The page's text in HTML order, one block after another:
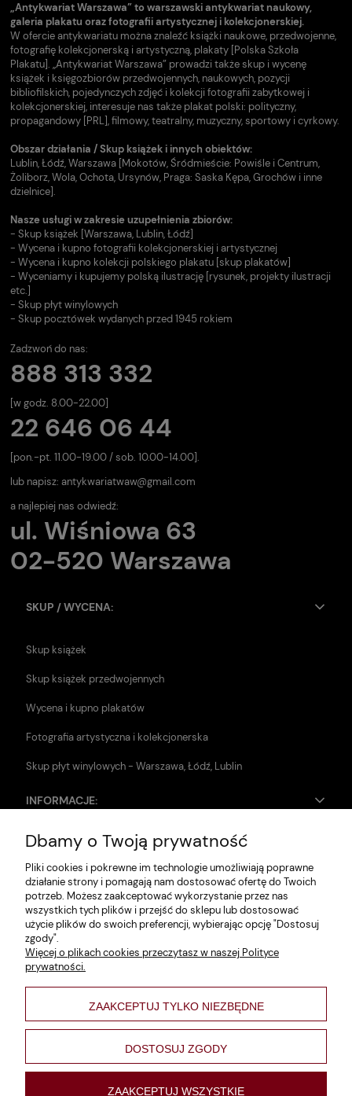
„Antykwariat Warszawa” to warszawski antykwariat naukowy,
galeria plakatu oraz fotografii artystycznej i kolekcjonerskiej.
W ofercie antykwariatu można znaleźć książki naukowe, przedwojenne,
fotografię kolekcjonerską i artystyczną, plakaty [Polska Szkoła
Plakatu]. „Antykwariat Warszawa” prowadzi także skup i wycenę
książek i księgozbiorów przedwojennych, naukowych, pozycji
bibliofilskich, pojedynczych zdjęć i kolekcji fotografii zabytkowej i
kolekcjonerskiej, interesuje nas także plakat polski: polityczny,
propagandowy [PRL], filmowy, teatralny, muzyczny, sportowy i cyrkowy.
Obszar działania / Skup książek i innych obiektów:
Lublin, Łódź, Warszawa [Mokotów, Śródmieście: Powiśle i Centrum,
Żoliborz, Wola, Ochota, Ursynów, Praga: Saska Kępa, Grochów i inne
dzielnice].
Nasze usługi w zakresie uzupełnienia zbiorów:
- Skup książek [Warszawa, Lublin, Łódź]
- Wycena i kupno fotografii kolekcjonerskiej i artystycznej
- Wycena i kupno kolekcji polskiego plakatu [skup plakatów]
- Wyceniamy i kupujemy polską ilustrację [rysunek, projekty ilustracji
etc.]
- Skup płyt winylowych
- Skup pocztówek wydanych przed 1945 rokiem
Zadzwoń do nas:
888 313 332
[w godz. 8.00-22.00]
22 646 06 44
[pon.-pt. 11.00-19.00 / sob. 10.00-14.00].
lub napisz: antykwariatwaw@gmail.com
a najlepiej nas odwiedź:
ul. Wiśniowa 63
02-520 Warszawa
SKUP / WYCENA:
Skup książek
Skup książek przedwojennych
Wycena i kupno plakatów
Fotografia artystyczna i kolekcjonerska
Skup płyt winylowych - Warszawa, Łódź, Lublin
INFORMACJE:
Zwroty i reklamacje
Dane firmy
Jak szukać?
Polityka prywatności
Regulamin
Poltyka cookies
varsaviana
Nowości
Dbamy o Twoją prywatność
Pliki cookies i pokrewne im technologie umożliwiają poprawne
działanie strony i pomagają nam dostosować ofertę do Twoich
potrzeb. Możesz zaakceptować wykorzystanie przez nas
wszystkich tych plików i przejść do sklepu lub dostosować
użycie plików do swoich preferencji, wybierając opcję "Dostosuj
zgody".
Więcej o plikach cookies przeczytasz w naszej Polityce
prywatności.
ZAAKCEPTUJ TYLKO NIEZBĘDNE
DOSTOSUJ ZGODY
ZAAKCEPTUJ WSZYSTKIE